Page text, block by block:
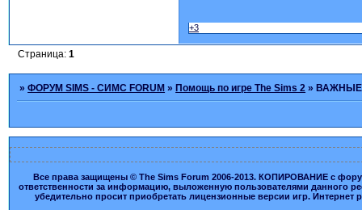
+3
Страница:1
»ФОРУМ SIMS - СИМС FORUM » Помощь по игре The Sims 2 »
Все права защищены © The Sims Forum 2006-2013. КОПИРОВАНИЕ с
ответственности за информацию, выложенную пользователями данного
убедительно просит приобретать лицензионные версии игр.